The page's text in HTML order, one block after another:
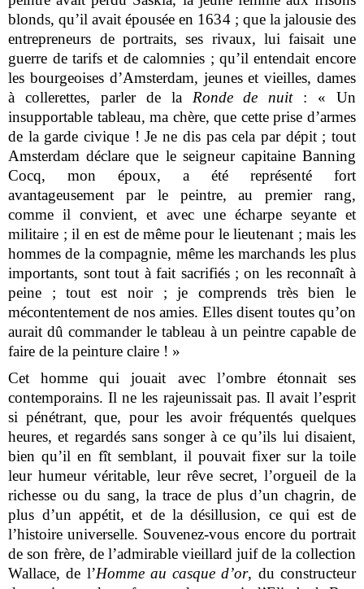
blonds, qu’il avait épousée en 1634 ; que la jalousie des
entrepreneurs de portraits, ses rivaux, lui faisait une
guerre de tarifs et de calomnies ; qu’il entendait encore
les bourgeoises d’Amsterdam, jeunes et vieilles, dames
à collerettes, parler de la Ronde de nuit: « Un
insupportable tableau, ma chère, que cette prise d’armes
de la garde civique ! Je ne dis pas cela par dépit ; tout
Amsterdam déclare que le seigneur capitaine Banning
Cocq, mon époux, a été représenté fort
avantageusement par le peintre, au premier rang,
comme il convient, et avec une écharpe seyante et
militaire ; il en est de même pour le lieutenant ; mais les
hommes de la compagnie, même les marchands les plus
importants, sont tout à fait sacrifiés ; on les reconnaît à
peine ; tout est noir ; je comprends très bien le
mécontentement de nos amies. Elles disent toutes qu’on
aurait dû commander le tableau à un peintre capable de
faire de la peinture claire ! »
Cet homme qui jouait avec l’ombre étonnait ses
contemporains. Il ne les rajeunissait pas. Il avait l’esprit
si pénétrant, que, pour les avoir fréquentés quelques
heures, et regardés sans songer à ce qu’ils lui disaient,
bien qu’il en fît semblant, il pouvait fixer sur la toile
leur humeur véritable, leur rêve secret, l’orgueil de la
richesse ou du sang, la trace de plus d’un chagrin, de
plus d’un appétit, et de la désillusion, ce qui est de
l’histoire universelle. Souvenez-vous encore du portrait
de son frère, de l’admirable vieillard juif de la collection
Wallace, de l’Homme au casque d’or, du constructeur